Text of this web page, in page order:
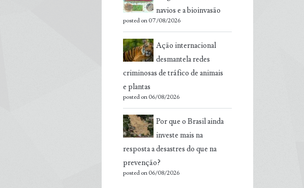
navios e a bioinvasão
posted on 07/08/2026
Ação internacional
desmantela redes
criminosas de tráfico de animais
e plantas
posted on 06/08/2026
Por que o Brasil ainda
investe mais na
resposta a desastres do que na
prevenção?
posted on 06/08/2026